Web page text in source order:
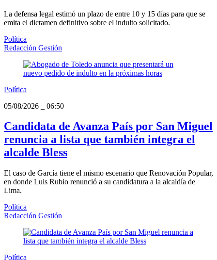
La defensa legal estimó un plazo de entre 10 y 15 días para que se
emita el dictamen definitivo sobre el indulto solicitado.
Política
Redacción Gestión
Política
05/08/2026
06:50
Candidata de Avanza País por San Miguel
renuncia a lista que también integra el
alcalde Bless
El caso de García tiene el mismo escenario que Renovación Popular,
en donde Luis Rubio renunció a su candidatura a la alcaldía de
Lima.
Política
Redacción Gestión
Política